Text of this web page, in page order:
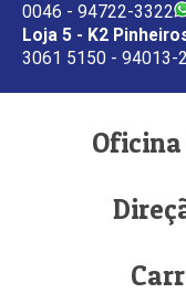
0046 - 94722-3322
Loja 5 - K2
3061 5150 - 94013-